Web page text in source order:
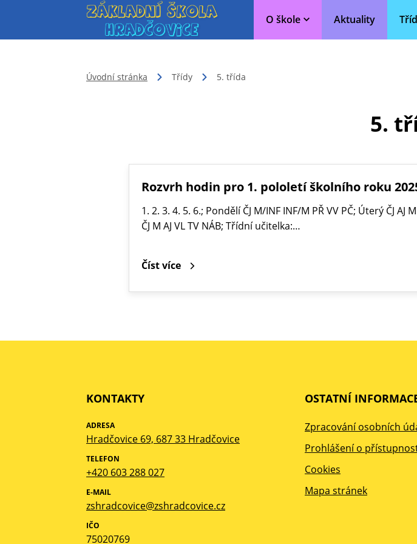
O škole Aktuality
Úvodní stránka Třídy 5. třída
5.
Rozvrh hodin pro 1. pololetí školního roku
1. 2. 3. 4. 5. 6.; Pondělí ČJ M/INF INF/M PŘ VV PČ; Úterý ČJ AJ
ČJ M AJ VL TV NÁB; Třídní učitelka:…
Číst více
KONTAKTY
ADRESA
Hradčovice 69, 687 33 Hradčovice
TELEFON
+420 603 288 027
E-MAIL
zshradcovice@zshradcovice.cz
IČO
75020769
OSTATNÍ
Zpracování osobních
Prohlášení o
Cookies
Mapa stránek